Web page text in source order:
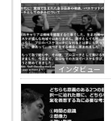
インタビュー